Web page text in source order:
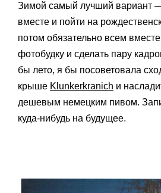
Зимой самый лучший вариант
вместе и пойти на
потом обязательно всем вместе
фотобудку и сделать пару
бы лето, я бы посоветовала
крыше Klunkerkranich и
дешевым немецким пивом.
куда-нибудь на будущее.